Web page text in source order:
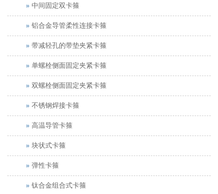
中间固定双卡箍
铝合金导管柔性连接卡箍
带减轻孔的带垫夹紧卡箍
单螺栓侧面固定夹紧卡箍
双螺栓侧面固定夹紧卡箍
不锈钢焊接卡箍
高温导管卡箍
块状式卡箍
弹性卡箍
钛合金组合式卡箍